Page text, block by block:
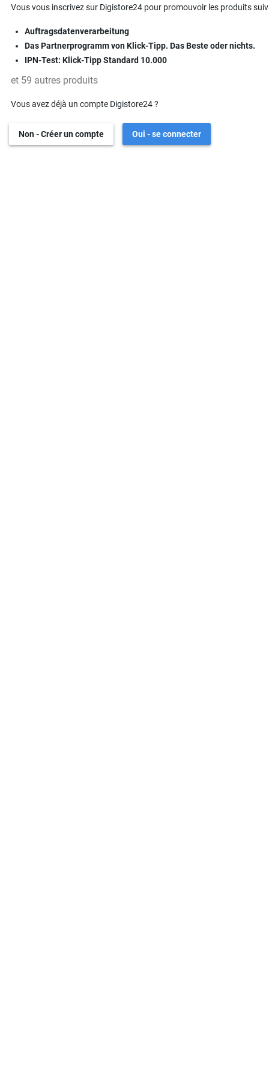
Vous vous inscrivez sur Digistore24 pour promouvoir les produits
Auftragsdatenverarbeitung
Das Partnerprogramm von Klick-Tipp. Das Beste oder nichts.
IPN-Test: Klick-Tipp Standard 10.000
et 59 autres produits
Vous avez déjà un compte Digistore24 ?
Non - Créer un compte Oui - se connecter